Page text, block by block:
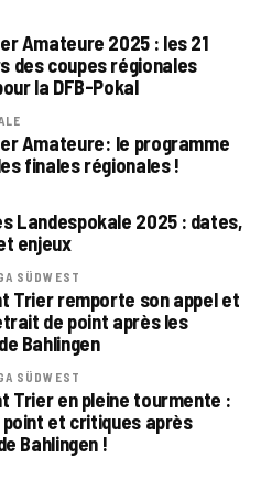
Amateure 2025 : les 21
des coupes régionales
la DFB-Pokal
Amateure : le programme
finales régionales !
Landespokale 2025 : dates,
enjeux
SÜDWEST
Trier remporte son appel et
de point après les
Bahlingen
SÜDWEST
Trier en pleine tourmente :
et critiques après
Bahlingen !